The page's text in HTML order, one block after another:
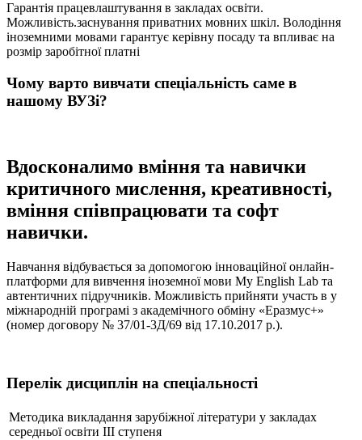
Гарантія працевлаштування в закладах освіти.
Можливість.заснування приватних мовних шкіл. Володіння
іноземними мовами гарантує керівну посаду та впливає на
розмір заробітної платні
Чому варто вивчати спеціальність саме в
нашому ВУЗі?
Вдосконалимо вміння та навички
критичного мислення, креативності,
вміння співпрацювати та софт
навички.
Навчання відбувається за допомогою інноваційної онлайн-
платформи для вивчення іноземної мови My English Lab та
автентичних підручників. Можливість прийняти участь в у
міжнародній програмі з академічного обміну «Еразмус+»
(номер договору № 37/01-3Д/69 від 17.10.2017 р.).
Перелік дисциплін на спеціальності
Методика викладання зарубіжної літератури у закладах
середньої освіти ІІІ ступеня